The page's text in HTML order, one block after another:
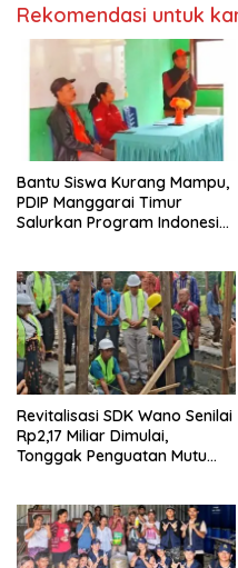
Rekomendasi untuk
Bantu Siswa Kurang Mampu,
PDIP Manggarai Timur
Salurkan Program Indonesia
Revitalisasi SDK Wano Senilai
Rp2,17 Miliar Dimulai,
Tonggak Penguatan Mutu